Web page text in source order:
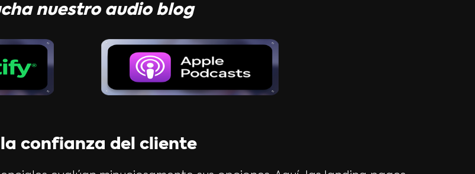
nuestro audio blog
confianza del cliente